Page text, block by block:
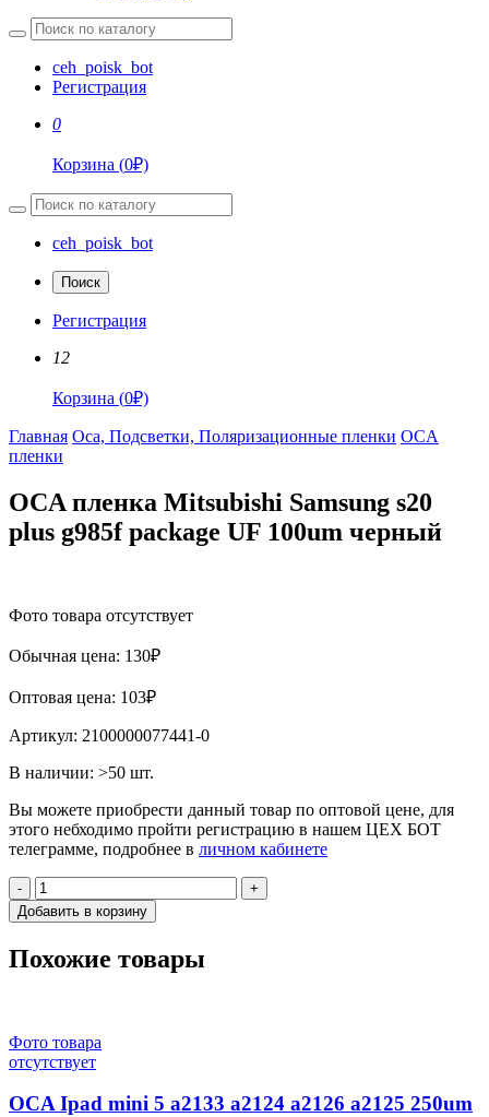
ceh_poisk_bot
Регистрация
0
Корзина (0₽)
ceh_poisk_bot
Поиск
Регистрация
12
Корзина (0₽)
Главная Oca, Подсветки, Поляризационные пленки OCA
пленки
OCA пленка Mitsubishi Samsung s20
plus g985f package UF 100um черный
Фото товара отсутствует
Обычная цена: 130₽
Оптовая цена: 103₽
Артикул: 2100000077441-0
В наличии: >50 шт.
Вы можете приобрести данный товар по оптовой цене, для
этого небходимо пройти регистрацию в нашем ЦЕХ БОТ
телеграмме, подробнее в личном кабинете
-
+
Добавить в корзину
Похожие товары
Фото товара
отсутствует
OCA Ipad mini 5 a2133 a2124 a2126 a2125 250um